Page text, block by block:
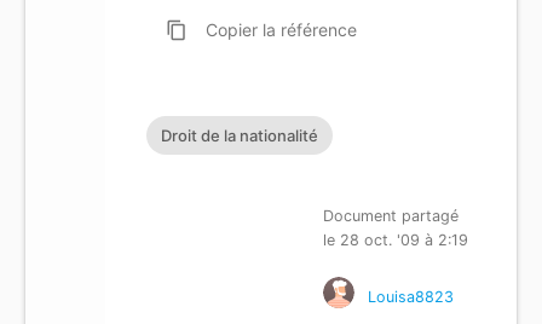
content_copy Copier la référence
Droit de la nationalité
Document partagé
le 28 oct. '09 à 2:19
Louisa8823